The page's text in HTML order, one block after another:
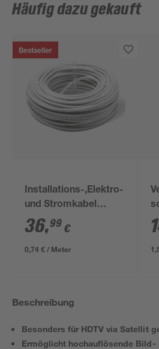
Häufig dazu gekauft
Bestseller
Installations-,Elektro-
und Stromkabel
NYM-J 3x1,5mm² 50
m
36,99 €
0,74 € / Meter
Beschreibung
Besonders für HDTV via Satellit
Ermöglicht hochauflösende Bild-